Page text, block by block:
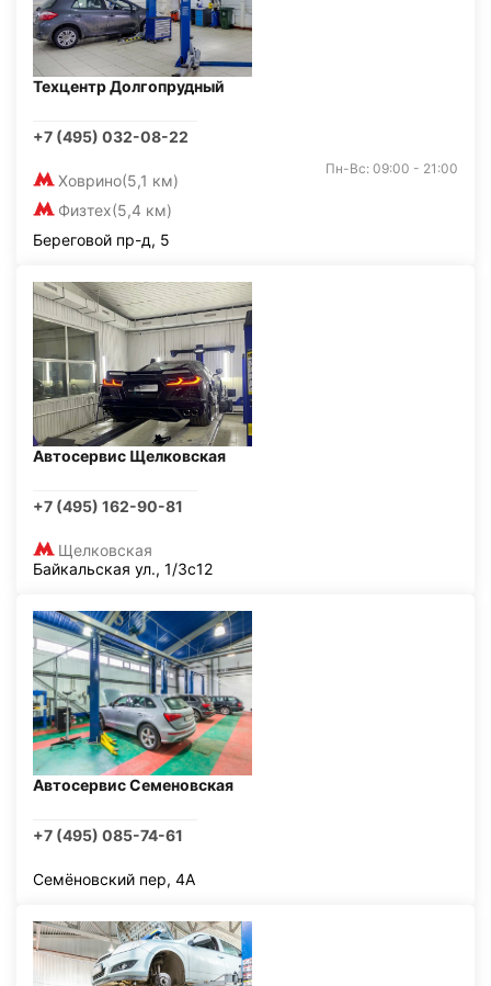
Техцентр Долгопрудный
+7 (495) 032-08-22
Ховрино(5,1 км)
Физтех(5,4 км)
Пн-Вс: 09:00 - 21:00
Береговой пр-д, 5
Автосервис Щелковская
+7 (495) 162-90-81
Щелковская
Байкальская ул., 1/3с12
Автосервис Семеновская
+7 (495) 085-74-61
Семёновский пер, 4А